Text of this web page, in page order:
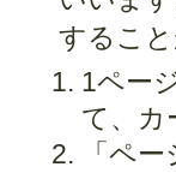
すること
1ペー
て、カ
「ペ